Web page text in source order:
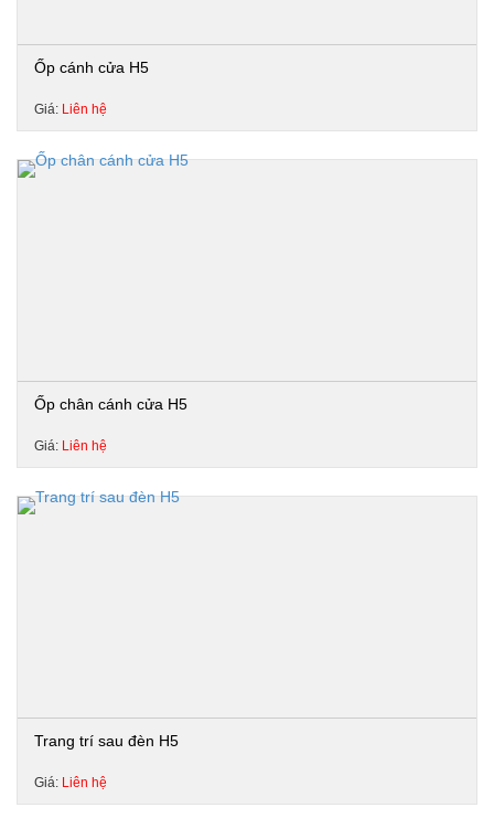
Ốp cánh cửa H5
Giá: Liên hệ
Ốp chân cánh cửa H5
Giá: Liên hệ
Trang trí sau đèn H5
Giá: Liên hệ